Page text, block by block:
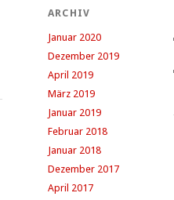
ARCHIV
Januar 2020
Dezember 2019
April 2019
März 2019
Januar 2019
Februar 2018
Januar 2018
Dezember 2017
April 2017